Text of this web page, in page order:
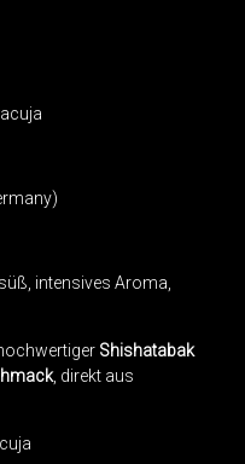
intensives Aroma,
Shishatabak
, direkt aus